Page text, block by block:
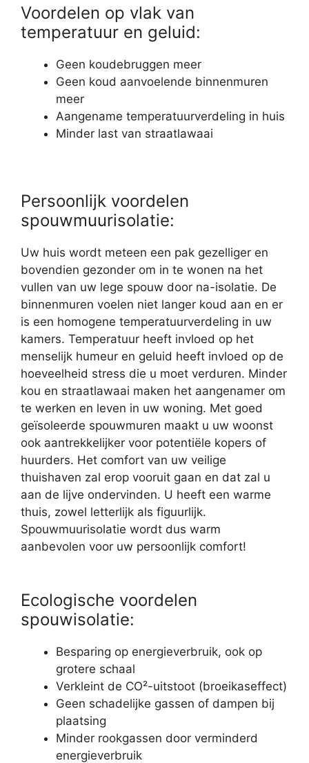
Voordelen op vlak van
temperatuur en geluid:
Geen koudebruggen meer
Geen koud aanvoelende binnenmuren
meer
Aangename temperatuurverdeling in huis
Minder last van straatlawaai
Persoonlijk voordelen
spouwmuurisolatie:
Uw huis wordt meteen een pak gezelliger en
bovendien gezonder om in te wonen na het
vullen van uw lege spouw door na-isolatie. De
binnenmuren voelen niet langer koud aan en er
is een homogene temperatuurverdeling in uw
kamers. Temperatuur heeft invloed op het
menselijk humeur en geluid heeft invloed op de
hoeveelheid stress die u moet verduren. Minder
kou en straatlawaai maken het aangenamer om
te werken en leven in uw woning. Met goed
geïsoleerde spouwmuren maakt u uw woonst
ook aantrekkelijker voor potentiële kopers of
huurders. Het comfort van uw veilige
thuishaven zal erop vooruit gaan en dat zal u
aan de lijve ondervinden. U heeft een warme
thuis, zowel letterlijk als figuurlijk.
Spouwmuurisolatie wordt dus warm
aanbevolen voor uw persoonlijk comfort!
Ecologische voordelen
spouwisolatie:
Besparing op energieverbruik, ook op
grotere schaal
Verkleint de CO²-uitstoot (broeikaseffect)
Geen schadelijke gassen of dampen bij
plaatsing
Minder rookgassen door verminderd
energieverbruik